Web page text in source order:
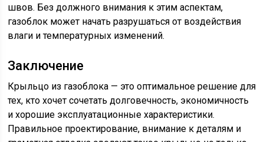
швов. Без должного внимания к этим аспектам,
газоблок может начать разрушаться от воздействия
влаги и температурных изменений.
Заключение
Крыльцо из газоблока — это оптимальное решение для
тех, кто хочет сочетать долговечность, экономичность
и хорошие эксплуатационные характеристики.
Правильное проектирование, внимание к деталям и